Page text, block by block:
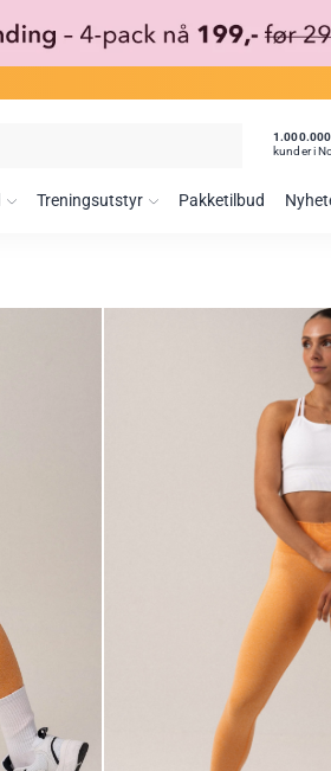
1.000.000
kunder i
Treningsutstyr Pakketilbud